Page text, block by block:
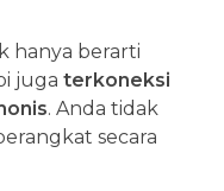
hanya berarti
juga terkoneksi
. Anda tidak
secara